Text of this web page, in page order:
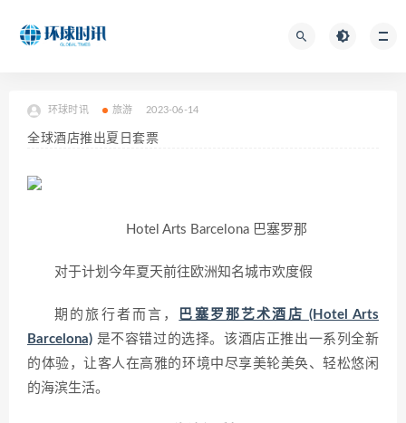
环球时讯 旅游 2023-06-14
全球酒店推出夏日套票
Hotel Arts Barcelona 巴塞罗那
对于计划今年夏天前往欧洲知名城市欢度假
期的旅行者而言，
巴塞罗那艺术酒店 (Hotel Arts
Barcelona) 是不容错过的选择。该酒店正推出一系列全新
的体验，让客人在高雅的环境中尽享美轮美奂、轻松悠闲
的海滨生活。